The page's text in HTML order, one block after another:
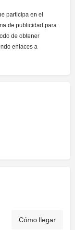
participa en el
de publicidad para
de obtener
enlaces a
Cómo llegar